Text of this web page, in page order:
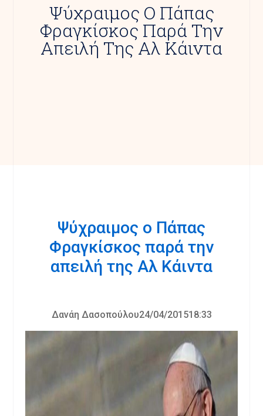
Ψύχραιμος Ο Πάπας
Φραγκίσκος Παρά Την
Απειλή Της Αλ Κάιντα
Ψύχραιμος ο Πάπας
Φραγκίσκος παρά την
απειλή της Αλ Κάιντα
Δανάη Δασοπούλου24/04/201518:33